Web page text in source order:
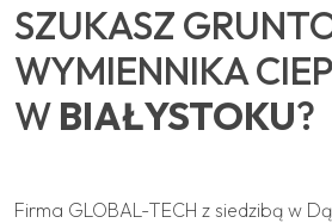
SZUKASZ
WYMIENNIKA
W BIAŁYSTOKU?
Firma GLOBAL-TECH z siedzibą w